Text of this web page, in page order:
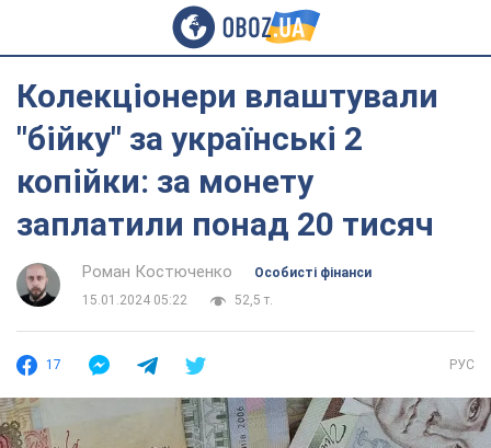
Колекціонери влаштували
"бійку" за українські 2
копійки: за монету
заплатили понад 20 тисяч
Роман Костюченко
Особисті фінанси
15.01.2024 05:22
52,5 т.
17 РУС